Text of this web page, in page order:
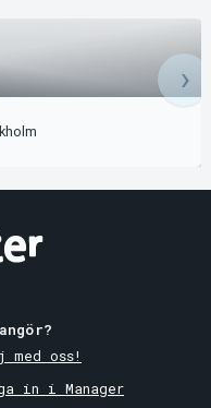
med oss!
in i Manager